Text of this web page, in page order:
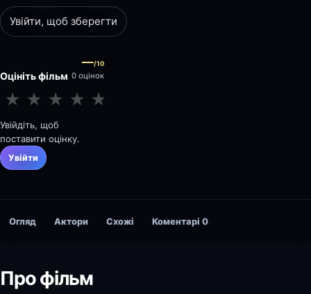
escaped the massacre,…
Увійти, щоб зберегти
Оцініть фільм
—/10
0 оцінок
★ ★ ★ ★ ★
Увійдіть, щоб
поставити оцінку.
Увійти
Огляд Актори Схожі Коментарі 0
Про фільм